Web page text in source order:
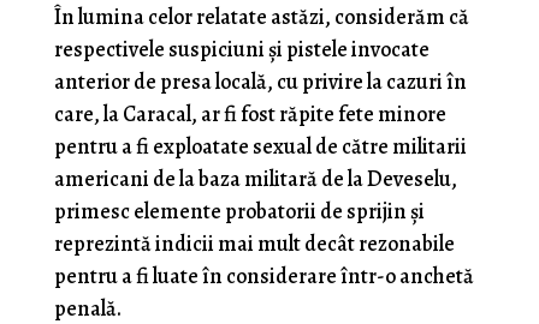
În lumina celor relatate astăzi, considerăm că
respectivele suspiciuni şi pistele invocate
anterior de presa locală, cu privire la cazuri în
care, la Caracal, ar fi fost răpite fete minore
pentru a fi exploatate sexual de către militarii
americani de la baza militară de la Deveselu,
primesc elemente probatorii de sprijin şi
reprezintă indicii mai mult decât rezonabile
pentru a fi luate în considerare într-o anchetă
penală.